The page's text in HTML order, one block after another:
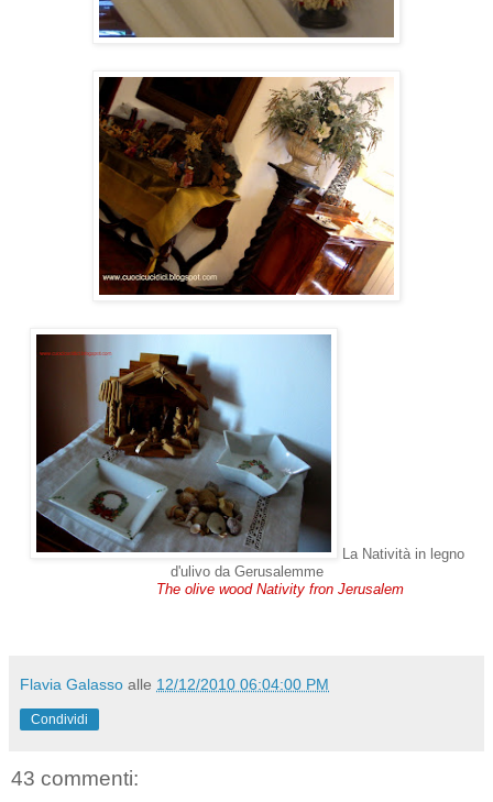
La Natività in legno
d'ulivo da Gerusalemme
The olive wood Nativity fron Jerusalem
Flavia Galasso alle 12/12/2010 06:04:00 PM
Condividi
43 commenti: